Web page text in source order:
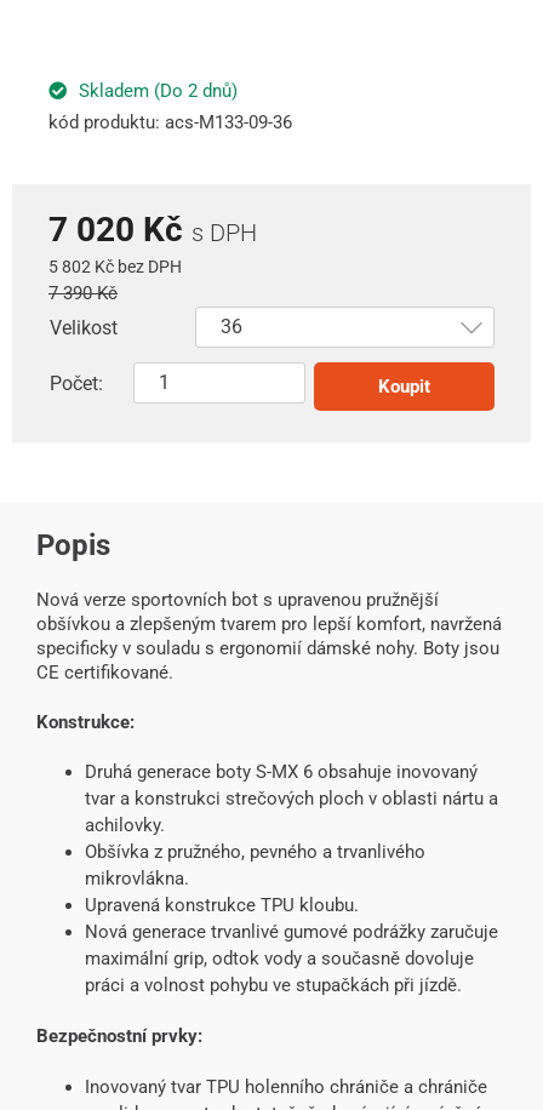
Skladem (Do 2 dnů)
kód produktu: acs-M133-09-36
7 020 Kč s DPH
5 802 Kč bez DPH
7 390 Kč
Velikost
Počet: Koupit
Popis
Nová verze sportovních bot s upravenou pružnější
obšívkou a zlepšeným tvarem pro lepší komfort, navržená
specificky v souladu s ergonomií dámské nohy. Boty jsou
CE certifikované.
Konstrukce:
Druhá generace boty S-MX 6 obsahuje inovovaný
tvar a konstrukci strečových ploch v oblasti nártu a
achilovky.
Obšívka z pružného, pevného a trvanlivého
mikrovlákna.
Upravená konstrukce TPU kloubu.
Nová generace trvanlivé gumové podrážky zaručuje
maximální grip, odtok vody a současně dovoluje
práci a volnost pohybu ve stupačkách při jízdě.
Bezpečnostní prvky:
Inovovaný tvar TPU holenního chrániče a chrániče